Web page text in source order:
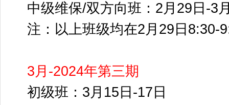
中级维保/双方向班：2月29日-3
注：以上班级均在2月29日8:30-
3月-2024年第三期
初级班：3月15日-17日